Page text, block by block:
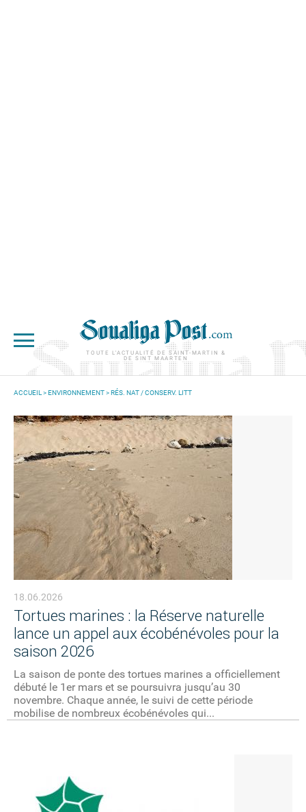
TOUTE L'ACTUALITÉ DE SAINT-MARTIN &
DE SINT MAARTEN
ACCUEIL >ENVIRONNEMENT>RÉS. NAT / CONSERV. LITT
18.06.2026
Tortues marines : la Réserve naturelle
lance un appel aux écobénévoles pour la
saison 2026
La saison de ponte des tortues marines a officiellement
débuté le 1er mars et se poursuivra jusqu’au 30
novembre. Chaque année, le suivi de cette période
mobilise de nombreux écobénévoles qui...